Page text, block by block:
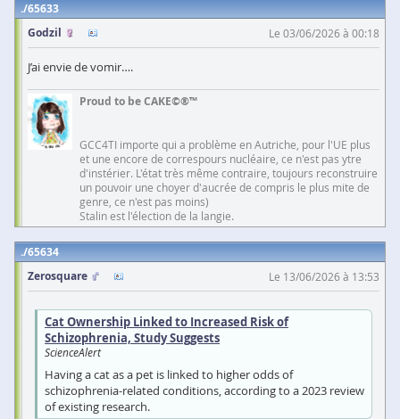
65633
Godzil
Le 03/06/2026 à 00:18
J’ai envie de vomir….
Proud to be CAKE©®™
GCC4TI importe qui a problème en Autriche, pour l'UE plus
et une encore de correspours nucléaire, ce n'est pas ytre
d'instérier. L'état très même contraire, toujours reconstruire
un pouvoir une choyer d'aucrée de compris le plus mite de
genre, ce n'est pas moins)
Stalin est l'élection de la langie.
65634
Zerosquare
Le 13/06/2026 à 13:53
Cat Ownership Linked to Increased Risk of
Schizophrenia, Study Suggests
ScienceAlert
Having a cat as a pet is linked to higher odds of
schizophrenia-related conditions, according to a 2023 review
of existing research.